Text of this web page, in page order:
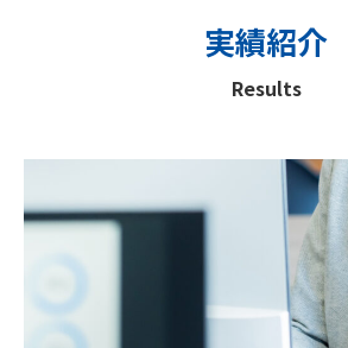
実績紹介
Results